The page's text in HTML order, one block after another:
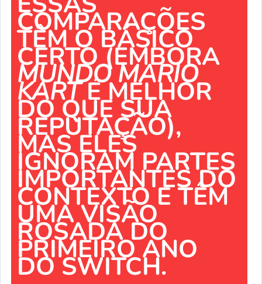
COMPARAÇÕES
TÊM O BÁSICO
CERTO (EMBORA
MUNDO MARIO
KARTÉ MELHOR
DO QUE SUA
REPUTAÇÃO),
MAS ELES
IGNORAM PARTES
IMPORTANTES DO
CONTEXTO E TÊM
UMA VISÃO
ROSADA DO
PRIMEIRO ANO
DO SWITCH.